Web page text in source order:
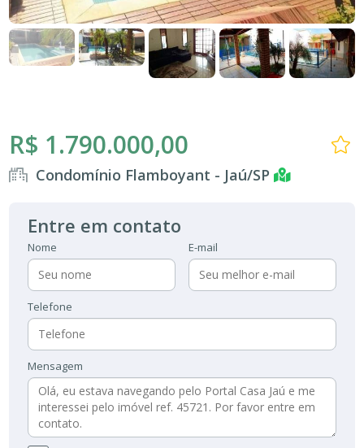
R$ 1.790.000,00
Condomínio Flamboyant - Jaú/SP
Entre em contato
Nome E-mail
Telefone
Mensagem